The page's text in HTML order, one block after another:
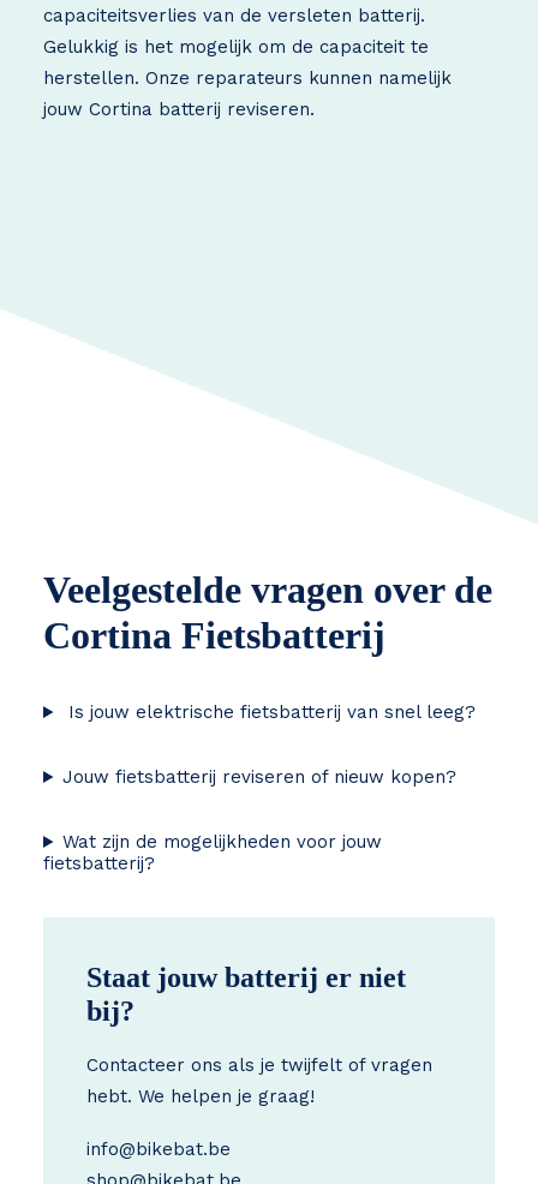
capaciteitsverlies van de versleten batterij.
Gelukkig is het mogelijk om de capaciteit te
herstellen. Onze reparateurs kunnen namelijk
jouw Cortina batterij reviseren.
Veelgestelde vragen over de
Cortina Fietsbatterij
Is jouw elektrische fietsbatterij van snel leeg?
Jouw fietsbatterij reviseren of nieuw kopen?
Wat zijn de mogelijkheden voor jouw
fietsbatterij?
Staat jouw batterij er niet
bij?
Contacteer ons als je twijfelt of vragen
hebt. We helpen je graag!
info@bikebat.be